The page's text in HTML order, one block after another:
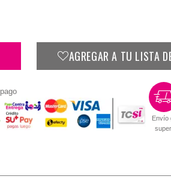
AGREGAR A TU LISTA
Envío